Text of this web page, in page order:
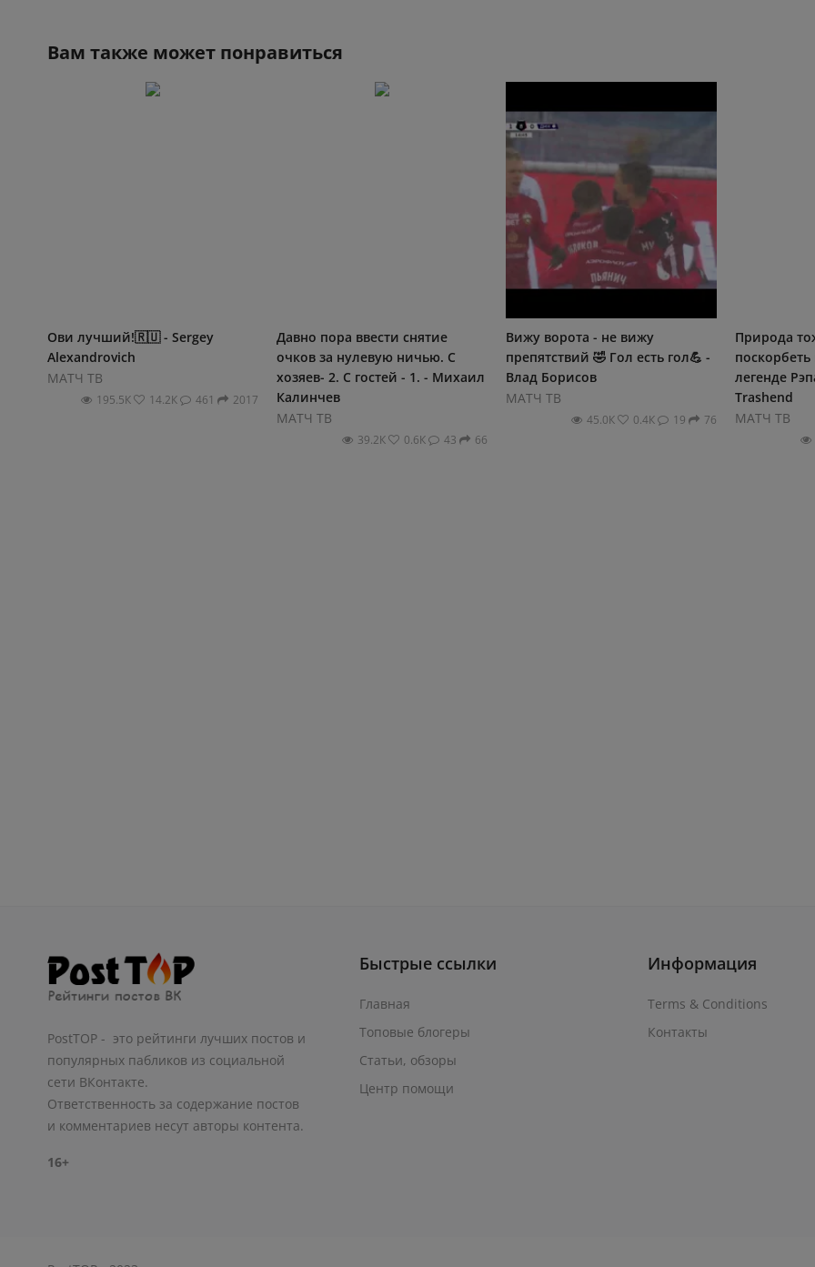
Вам также может понравиться
Ови лучший!🇷🇺 - Sergey
Alexandrovich
МАТЧ ТВ
195.5К 14.2К 461 2017
Давно пора ввести снятие
очков за нулевую ничью. С
хозяев- 2. С гостей - 1. - Михаил
Калинчев
МАТЧ ТВ
39.2К 0.6К 43 66
Вижу ворота - не вижу
препятствий 🤣 Гол есть гол💪 -
Влад Борисов
МАТЧ ТВ
45.0К 0.4К 19 76
Природа
легенде
Trashend
МАТЧ ТВ
PostTOP - это рейтинги лучших постов и
популярных пабликов из социальной
сети ВКонтакте.
Ответственность за содержание постов
и комментариев несут авторы контента.
16+
Быстрые ссылки
Главная
Топовые блогеры
Статьи, обзоры
Центр помощи
Информация
Terms & Conditions
Контакты